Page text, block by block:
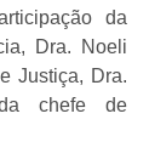
da
Dra. Noeli
Justiça, Dra.
chefe de